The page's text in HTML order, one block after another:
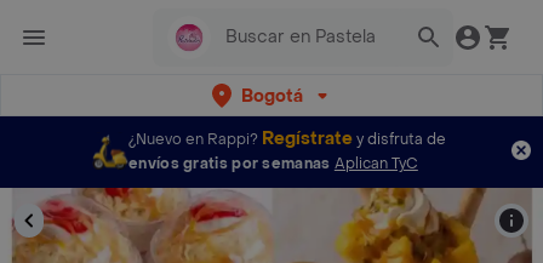
Bogotá
¿Nuevo en Rappi? Regístratey disfruta de
envíos gratis por semanas Aplican TyC